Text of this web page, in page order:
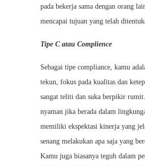
pada bekerja sama dengan orang
mencapai tujuan yang telah
Tipe C atau Complience
Sebagai tipe compliance, kamu
tekun, fokus pada kualitas dan
sangat teliti dan suka berpikir
nyaman jika berada dalam
memiliki ekspektasi kinerja yang
senang melakukan apa saja yang
Kamu juga biasanya teguh dalam